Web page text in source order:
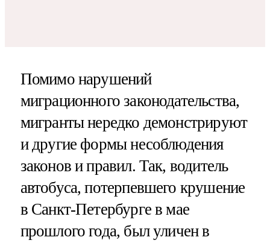
Помимо нарушений
миграционного законодательства,
мигранты нередко демонстрируют
и другие формы несоблюдения
законов и правил. Так, водитель
автобуса, потерпевшего крушение
в Санкт-Петербурге в мае
прошлого года, был уличен в